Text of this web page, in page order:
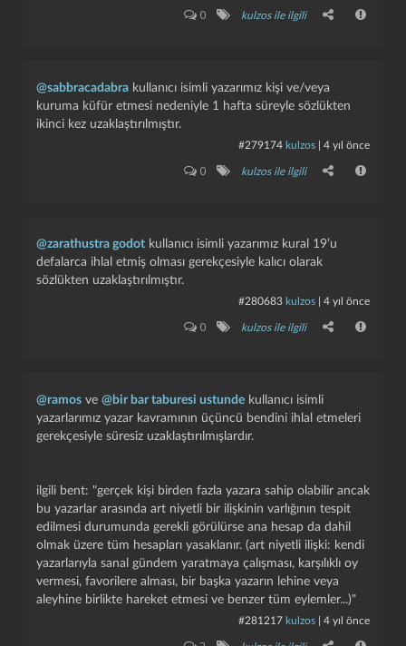
0 kulzos ile ilgili
@sabbracadabra kullanıcı isimli yazarımız kişi ve/veya
kuruma küfür etmesi nedeniyle 1 hafta süreyle sözlükten
ikinci kez uzaklaştırılmıştır.
#279174 kulzos 4 yıl önce
0 kulzos ile ilgili
@zarathustra godot kullanıcı isimli yazarımız kural 19’u
defalarca ihlal etmiş olması gerekçesiyle kalıcı olarak
sözlükten uzaklaştırılmıştır.
#280683 kulzos 4 yıl önce
0 kulzos ile ilgili
@ramos ve @bir bar taburesi ustunde kullanıcı isimli
yazarlarımız yazar kavramının üçüncü bendini ihlal etmeleri
gerekçesiyle süresiz uzaklaştırılmışlardır.
ilgili bent: "gerçek kişi birden fazla yazara sahip olabilir ancak
bu yazarlar arasında art niyetli bir ilişkinin varlığının tespit
edilmesi durumunda gerekli görülürse ana hesap da dahil
olmak üzere tüm hesapları yasaklanır. (art niyetli ilişki: kendi
yazarlarıyla sanal gündem yaratmaya çalışması, karşılıklı oy
vermesi, favorilere alması, bir başka yazarın lehine veya
aleyhine birlikte hareket etmesi ve benzer tüm eylemler...)"
#281217 kulzos 4 yıl önce
kapat kaydet